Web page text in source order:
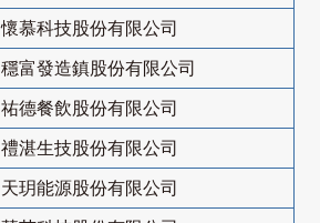
懷慕科技股份有限公司
穩富發造鎮股份有限公司
祐德餐飲股份有限公司
禮湛生技股份有限公司
天玥能源股份有限公司